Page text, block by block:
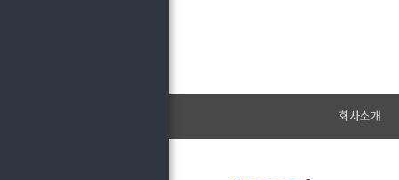
회사소개